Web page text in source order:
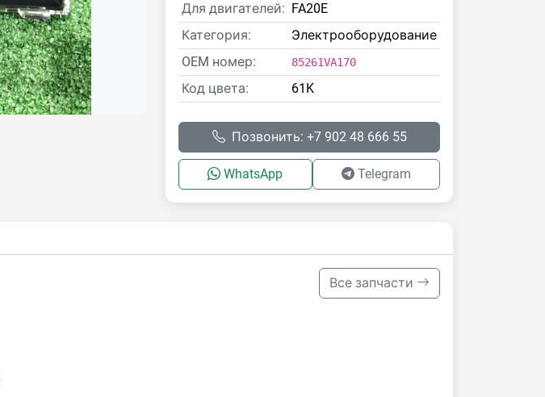
Для двигателей: FA20E
Категория:
Электрооборудование
OEM номер:
85261VA170
Код цвета: 61K
Позвонить: +7 902 48 666 55
WhatsApp Telegram
Все запчасти